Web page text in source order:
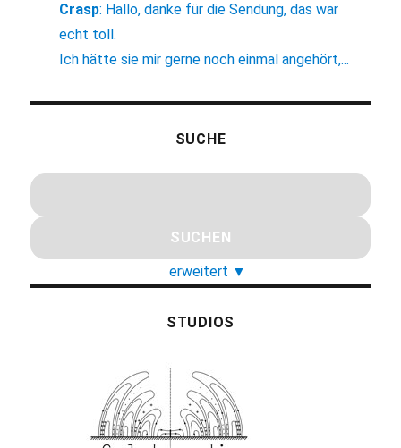
Crasp: Hallo, danke für die Sendung, das war
echt toll.
Ich hätte sie mir gerne noch einmal angehört,...
SUCHE
erweitert ▼
STUDIOS